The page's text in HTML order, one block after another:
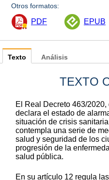
Otros formatos:
PDF EPUB
Texto
TEXTO
El Real Decreto 463/
declara el estado de
situación de crisis
contempla una serie de
salud y seguridad de los
progresión de la
salud pública.
En su artículo 12 regula
Análisis